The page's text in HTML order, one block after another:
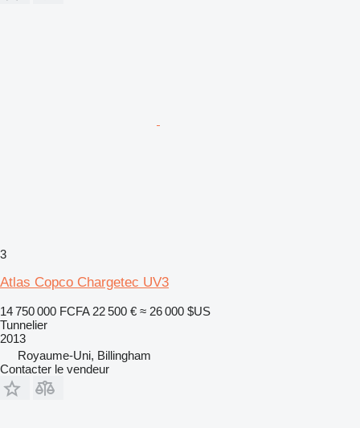
3
Atlas Copco Chargetec UV3
14 750 000 FCFA 22 500 € ≈ 26 000 $US
Tunnelier
2013
Royaume-Uni, Billingham
Contacter le vendeur